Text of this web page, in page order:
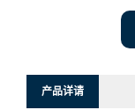
产品详请